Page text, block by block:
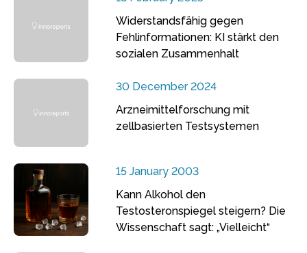
Widerstandsfähig gegen
Fehlinformationen: KI stärkt den
sozialen Zusammenhalt
30 December 2024
Arzneimittelforschung mit
zellbasierten Testsystemen
15 January 2003
Kann Alkohol den
Testosteronspiegel steigern? Die
Wissenschaft sagt: „Vielleicht“